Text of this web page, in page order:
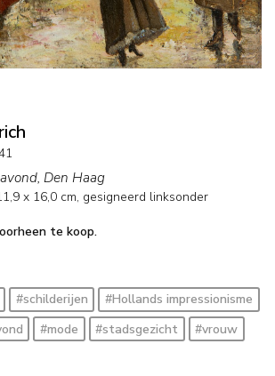
Den Haag
x 16,0 cm, gesigneerd linksonder
te koop.
#schilderijen
#Hollands impressionisme
#mode #stadsgezicht
#vrouw